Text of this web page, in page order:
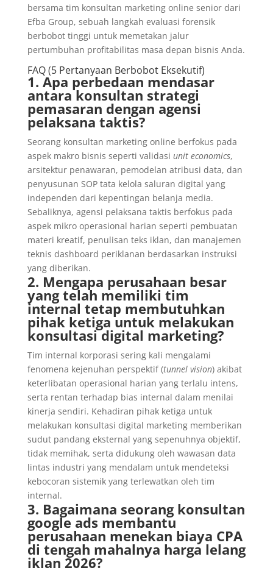
bersama tim konsultan marketing online senior dari
Efba Group, sebuah langkah evaluasi forensik
berbobot tinggi untuk memetakan jalur
pertumbuhan profitabilitas masa depan bisnis Anda.
FAQ (5 Pertanyaan Berbobot Eksekutif)
1. Apa perbedaan mendasar
antara konsultan strategi
pemasaran dengan agensi
pelaksana taktis?
Seorang konsultan marketing online berfokus pada
aspek makro bisnis seperti validasi unit economics,
arsitektur penawaran, pemodelan atribusi data, dan
penyusunan SOP tata kelola saluran digital yang
independen dari kepentingan belanja media.
Sebaliknya, agensi pelaksana taktis berfokus pada
aspek mikro operasional harian seperti pembuatan
materi kreatif, penulisan teks iklan, dan manajemen
teknis dashboard periklanan berdasarkan instruksi
yang diberikan.
2. Mengapa perusahaan besar
yang telah memiliki tim
internal tetap membutuhkan
pihak ketiga untuk melakukan
konsultasi digital marketing?
Tim internal korporasi sering kali mengalami
fenomena kejenuhan perspektif (tunnel vision) akibat
keterlibatan operasional harian yang terlalu intens,
serta rentan terhadap bias internal dalam menilai
kinerja sendiri. Kehadiran pihak ketiga untuk
melakukan konsultasi digital marketing memberikan
sudut pandang eksternal yang sepenuhnya objektif,
tidak memihak, serta didukung oleh wawasan data
lintas industri yang mendalam untuk mendeteksi
kebocoran sistemik yang terlewatkan oleh tim
internal.
3. Bagaimana seorang konsultan
google ads membantu
perusahaan menekan biaya CPA
di tengah mahalnya harga lelang
iklan 2026?